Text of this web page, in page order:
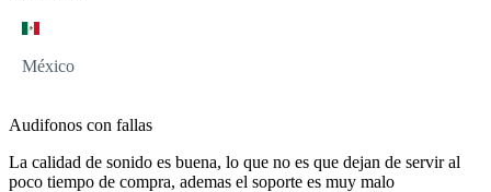
México
Audifonos con fallas
La calidad de sonido es buena, lo que no es que dejan de servir al
poco tiempo de compra, ademas el soporte es muy malo